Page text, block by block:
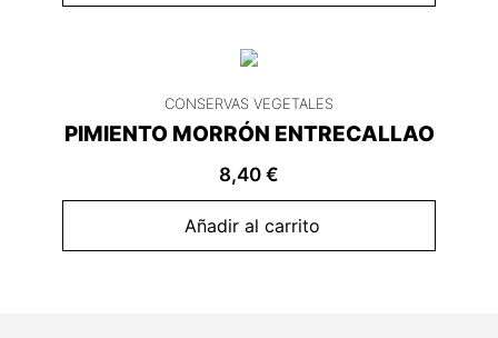
CONSERVAS VEGETALES
PIMIENTO MORRÓN ENTRECALLAO
8,40 €
Añadir al carrito